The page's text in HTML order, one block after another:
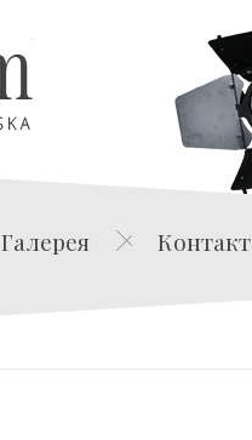
Edwin Film Agencja Aktorska
Галерея Контакт